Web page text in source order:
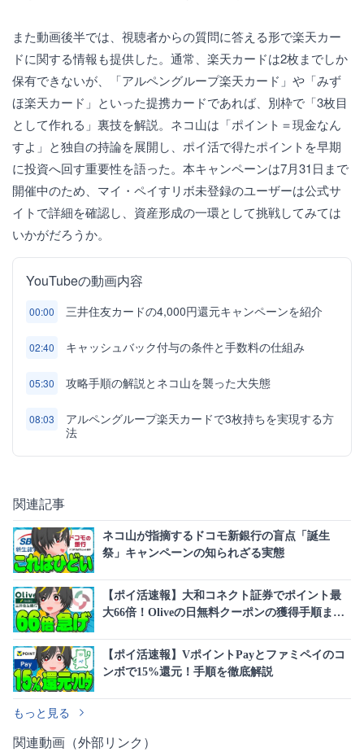
また動画後半では、視聴者からの質問に答える形で楽天カー
ドに関する情報も提供した。通常、楽天カードは2枚までしか
保有できないが、「アルペングループ楽天カード」や「みず
ほ楽天カード」といった提携カードであれば、別枠で「3枚目
として作れる」裏技を解説。ネコ山は「ポイント＝現金なん
すよ」と独自の持論を展開し、ポイ活で得たポイントを早期
に投資へ回す重要性を語った。本キャンペーンは7月31日まで
開催中のため、マイ・ペイすリボ未登録のユーザーは公式サ
イトで詳細を確認し、資産形成の一環として挑戦してみては
いかがだろうか。
YouTubeの動画内容
00:00 三井住友カードの4,000円還元キャンペーンを紹介
02:40 キャッシュバック付与の条件と手数料の仕組み
05:30 攻略手順の解説とネコ山を襲った大失態
08:03
アルペングループ楽天カードで3枚持ちを実現する方
法
関連記事
ネコ山が指摘するドコモ新銀行の盲点「誕生
祭」キャンペーンの知られざる実態
【ポイ活速報】大和コネクト証券でポイント最
大66倍！Oliveの日無料クーポンの獲得手順まと
【ポイ活速報】VポイントPayとファミペイのコ
ンボで15%還元！手順を徹底解説
もっと見る
関連動画（外部リンク）